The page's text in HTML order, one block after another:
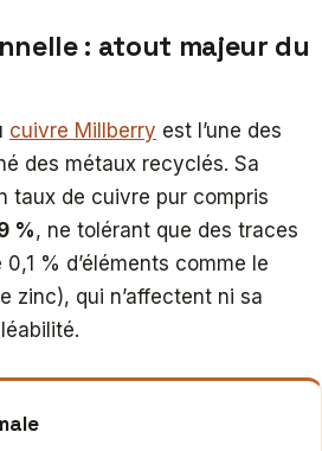
: atout majeur du
cuivre Millberry est l’une des
des métaux recyclés. Sa
taux de cuivre pur compris
%, ne tolérant que des traces
% d’éléments comme le
zinc), qui n’affectent ni sa